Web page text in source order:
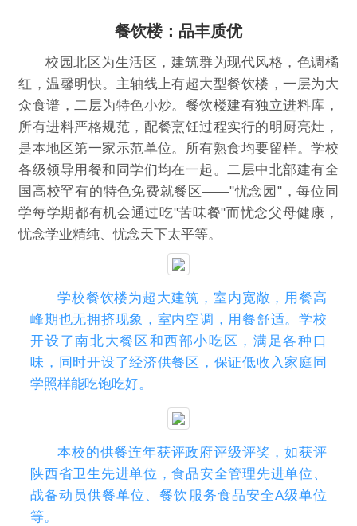
餐饮楼：品丰质优
校园北区为生活区，建筑群为现代风格，色调橘
红，温馨明快。主轴线上有超大型餐饮楼，一层为大
众食谱，二层为特色小炒。餐饮楼建有独立进料库，
所有进料严格规范，配餐烹饪过程实行的明厨亮灶，
是本地区第一家示范单位。所有熟食均要留样。学校
各级领导用餐和同学们均在一起。二层中北部建有全
国高校罕有的特色免费就餐区——"忧念园"，每位同
学每学期都有机会通过吃"苦味餐"而忧念父母健康，
忧念学业精纯、忧念天下太平等。
学校餐饮楼为超大建筑，室内宽敞，用餐高
峰期也无拥挤现象，室内空调，用餐舒适。学校
开设了南北大餐区和西部小吃区，满足各种口
味，同时开设了经济供餐区，保证低收入家庭同
学照样能吃饱吃好。
本校的供餐连年获评政府评级评奖，如获评
陕西省卫生先进单位，食品安全管理先进单位、
战备动员供餐单位、餐饮服务食品安全A级单位
等。